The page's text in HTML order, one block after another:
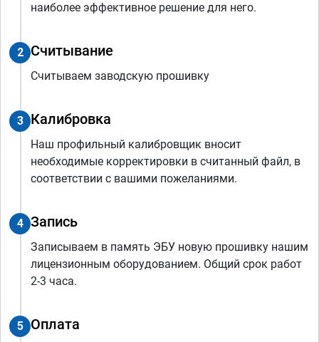
наиболее эффективное решение для него.
2 Считывание
Считываем заводскую прошивку
3 Калибровка
Наш профильный калибровщик вносит
необходимые корректировки в считанный файл, в
соответствии с вашими пожеланиями.
4 Запись
Записываем в память ЭБУ новую прошивку нашим
лицензионным оборудованием. Общий срок работ
2-3 часа.
5 Оплата